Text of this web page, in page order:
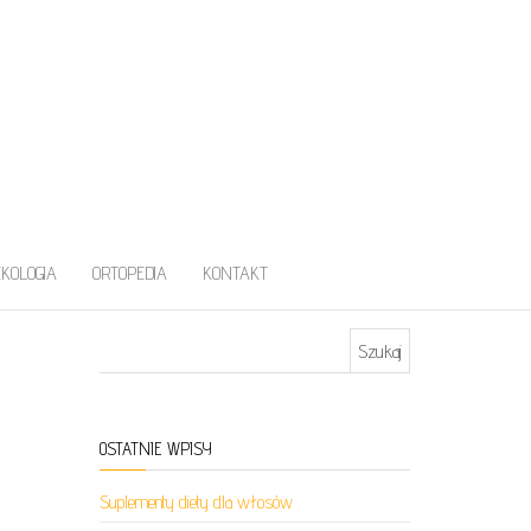
ORTOPEDIA KONTAKT
OSTATNIE WPISY
Suplementy diety dla włosów